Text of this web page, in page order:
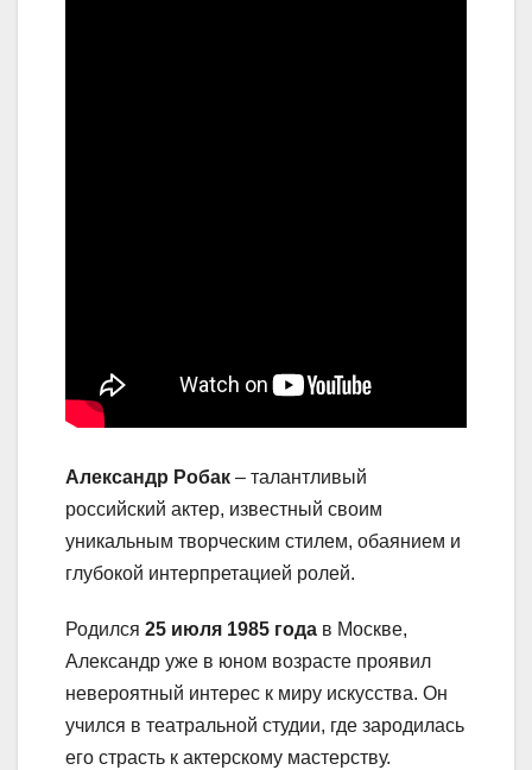
Александр Робак – талантливый
российский актер, известный своим
уникальным творческим стилем, обаянием и
глубокой интерпретацией ролей.
Родился 25 июля 1985 года в Москве,
Александр уже в юном возрасте проявил
невероятный интерес к миру искусства. Он
учился в театральной студии, где зародилась
его страсть к актерскому мастерству.